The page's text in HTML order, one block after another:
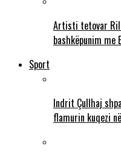
Artisti tetovar
bashkëpunim me
Sport
Indrit Çullhaj
flamurin kuqezi